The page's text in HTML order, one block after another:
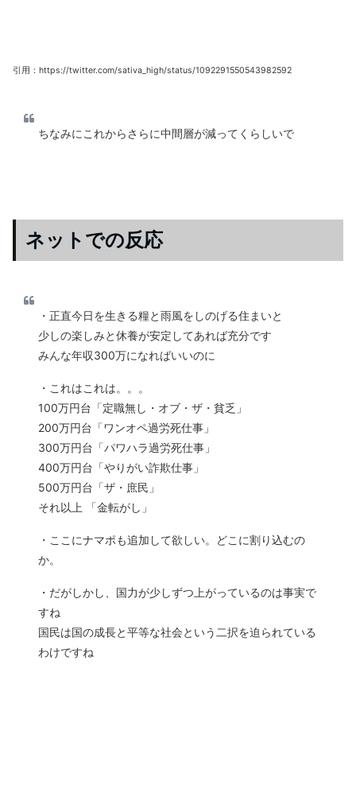
引用：https://twitter.com/sativa_high/status/1092291550543982592
ちなみにこれからさらに中間層が減ってくらしいで
ネットでの反応
・正直今日を生きる糧と雨風をしのげる住まいと
少しの楽しみと休養が安定してあれば充分です
みんな年収300万になればいいのに
・これはこれは。。。
100万円台「定職無し・オブ・ザ・貧乏」
200万円台「ワンオペ過労死仕事」
300万円台「パワハラ過労死仕事」
400万円台「やりがい詐欺仕事」
500万円台「ザ・庶民」
それ以上 「金転がし」
・ここにナマポも追加して欲しい。どこに割り込むの
か。
・だがしかし、国力が少しずつ上がっているのは事実で
すね
国民は国の成長と平等な社会という二択を迫られている
わけですね